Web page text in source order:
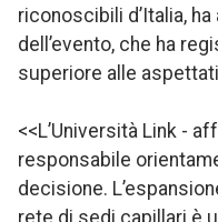
riconoscibili d’Italia,
dell’evento, che ha
superiore alle
<<L’Università Link -
responsabile
decisione.